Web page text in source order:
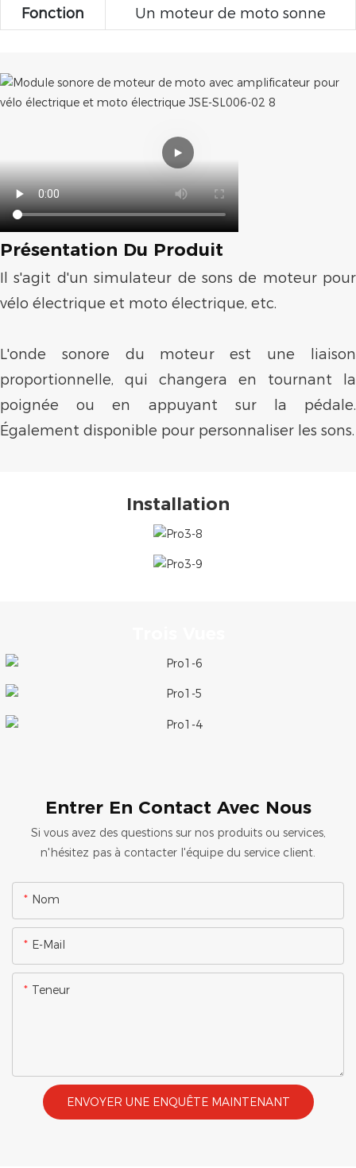
Fonction
Un moteur de moto sonne
Présentation Du Produit
Il s'agit d'un simulateur de sons de moteur pour
vélo électrique et moto électrique, etc.
L'onde sonore du moteur est une liaison
proportionnelle, qui changera en tournant la
poignée ou en appuyant sur la pédale.
Également disponible pour personnaliser les sons.
Installation
Entrer En Contact Avec Nous
Si vous avez des questions sur nos produits ou services,
n'hésitez pas à contacter l'équipe du service client.
Nom
E-Mail
Teneur
ENVOYER UNE ENQUÊTE MAINTENANT